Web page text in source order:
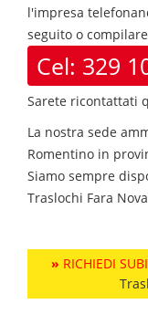
l'impresa
seguito o
Cel: 329
Sarete ricontattati
La nostra sede
Romentino in
Siamo sempre
Traslochi Fara
» RICHIEDI